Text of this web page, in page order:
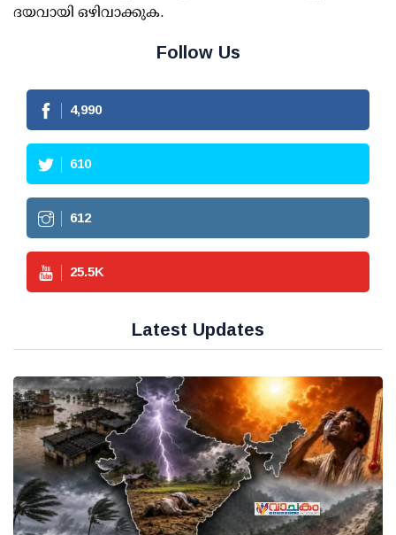
ദയവായി ഒഴിവാക്കുക.
Follow Us
4,990
610
612
25.5K
Latest Updates